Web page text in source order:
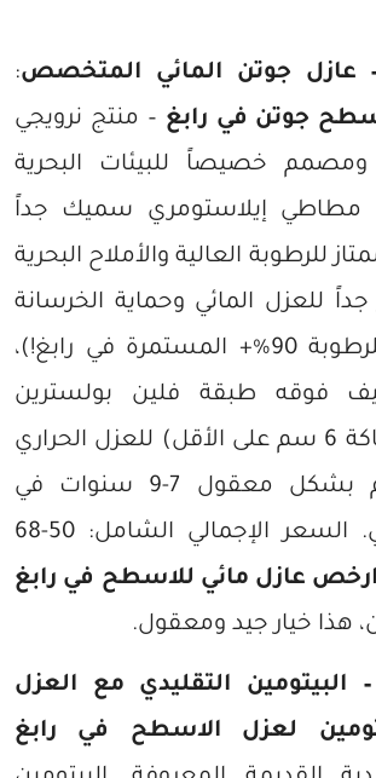
– عازل جوتن المائي المتخصص:
جوتن في رابغ – منتج نرويجي
خصيصاً للبيئات البحرية
مطاطي إيلاستومري سميك جداً
للرطوبة العالية والأملاح البحرية
جداً للعزل المائي وحماية الخرسانة
(ضروري جداً للرطوبة 90%+ المستمرة في رابغ!)،
فوقه طبقة فلين بولسترين
مضغوط (سماكة 6 سم على الأقل) للعزل الحراري
الضروري. يدوم بشكل معقول 7-9 سنوات في
المناخ الساحلي. السعر الإجمالي الشامل: 50-68
ارخص عازل مائي للاسطح في رابغ
هذا خيار جيد ومعقول.
– البيتومين التقليدي مع العزل
لعزل الاسطح في رابغ